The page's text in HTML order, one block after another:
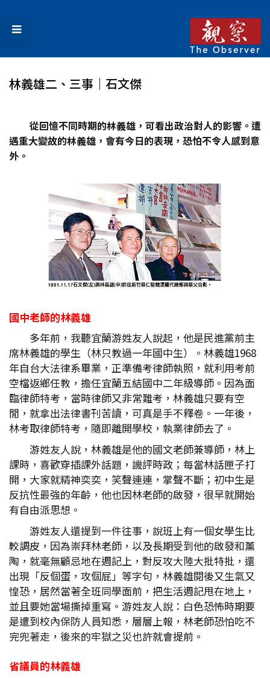
林義雄二、三事｜石文傑
從回憶不同時期的林義雄，可看出政治對人的影響。遭
遇重大變故的林義雄，會有今日的表現，恐怕不令人感到意
外。
國中老師的林義雄
多年前，我聽宜蘭游姓友人說起，他是民進黨前主
席林義雄的學生（林只教過一年國中生）。林義雄1968
年自台大法律系畢業，正準備考律師執照，就利用考前
空檔返鄉任教，擔任宜蘭五結國中二年級導師。因為面
臨律師特考，當時律師又非常難考，林義雄只要有空
閒，就拿出法律書刊苦讀，可真是手不釋卷。一年後，
林考取律師特考，隨即離開學校，執業律師去了。
游姓友人說，林義雄是他的國文老師兼導師，林上
課時，喜歡穿插課外話題，譏評時政；每當林話匣子打
開，大家就精神奕奕，笑聲連連，掌聲不斷；初中生是
反抗性最強的年齡，他也因林老師的啟發，很早就開始
有自由派思想。
游姓友人還提到一件往事，說班上有一個女學生比
較調皮，因為崇拜林老師，以及長期受到他的啟發和薰
陶，就毫無顧忌地在週記上，對反攻大陸大批特批，還
出現「反個蛋，攻個屁」等字句，林義雄閱後又生氣又
惶恐，居然當著全班同學面前，把生活週記甩在地上，
並且要她當場撕掉重寫。游姓友人說：白色恐怖時期要
是遭到校內保防人員知悉，層層上報，林老師恐怕吃不
完兜著走，後來的牢獄之災也許就會提前。
省議員的林義雄